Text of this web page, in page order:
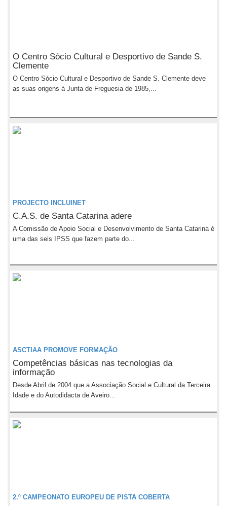
O Centro Sócio Cultural e Desportivo de Sande S.
Clemente
O Centro Sócio Cultural e Desportivo de Sande S. Clemente deve
as suas origens à Junta de Freguesia de 1985,...
PROJECTO INCLUINET
C.A.S. de Santa Catarina adere
A Comissão de Apoio Social e Desenvolvimento de Santa Catarina é
uma das seis IPSS que fazem parte do...
ASCTIAA PROMOVE FORMAÇÃO
Competências básicas nas tecnologias da
informação
Desde Abril de 2004 que a Associação Social e Cultural da Terceira
Idade e do Autodidacta de Aveiro...
2.º CAMPEONATO EUROPEU DE PISTA COBERTA